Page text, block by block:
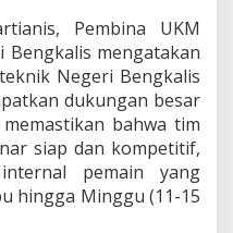
Pembina UKM
mengatakan
Negeri Bengkalis
dukungan besar
bahwa tim
siap dan kompetitif,
pemain yang
hingga Minggu (11-15